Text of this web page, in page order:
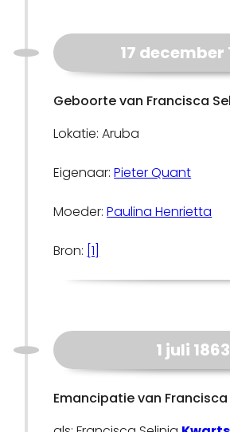
17 december
Geboorte van Francisca
Lokatie: Aruba
Eigenaar:Pieter Quant
Moeder:Paulina Henrietta
Bron: [1]
1 juli 1863
Emancipatie van Francisca